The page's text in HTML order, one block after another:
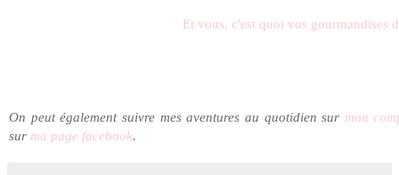
Et vous, c'est quoi vos gourmandises
On peut également suivre mes aventures au quotidien sur mon
sur ma page facebook.